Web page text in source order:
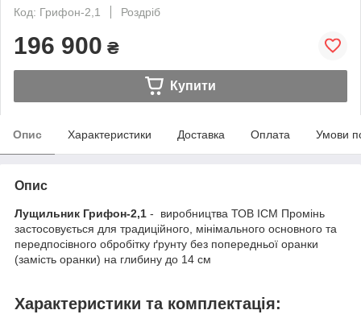
Код: Грифон-2,1
Роздріб
196 900 ₴
Купити
Опис Характеристики Доставка Оплата Умови
Опис
Лущильник Грифон-2,1 - виробництва ТОВ ІСМ Промінь
застосовується для традиційного, мінімального основного та
передпосівного обробітку ґрунту без попередньої оранки
(замість оранки) на глибину до 14 см
Характеристики та комплектація: